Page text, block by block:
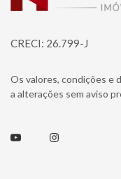
CRECI: 26.799-J
Os valores, condições e
a alterações sem aviso
Youtube Instagram